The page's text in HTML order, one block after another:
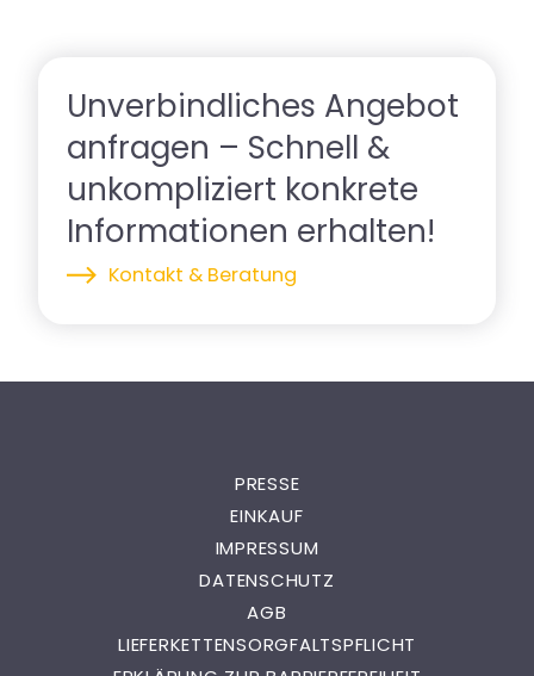
Unverbindliches Angebot
anfragen – Schnell &
unkompliziert konkrete
Informationen erhalten!
Kontakt & Beratung
PRESSE
EINKAUF
IMPRESSUM
DATENSCHUTZ
AGB
LIEFERKETTENSORGFALTSPFLICHT